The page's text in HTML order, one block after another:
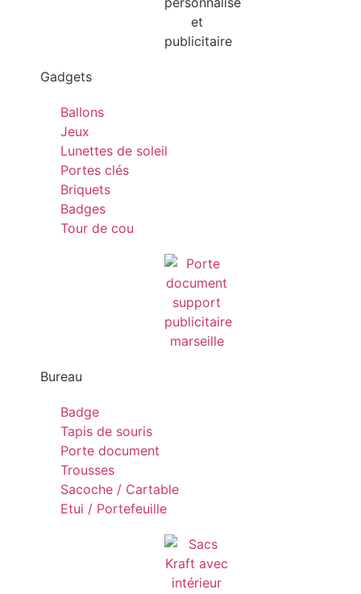
Gadgets
Ballons
Jeux
Lunettes de soleil
Portes clés
Briquets
Badges
Tour de cou
Bureau
Badge
Tapis de souris
Porte document
Trousses
Sacoche / Cartable
Etui / Portefeuille